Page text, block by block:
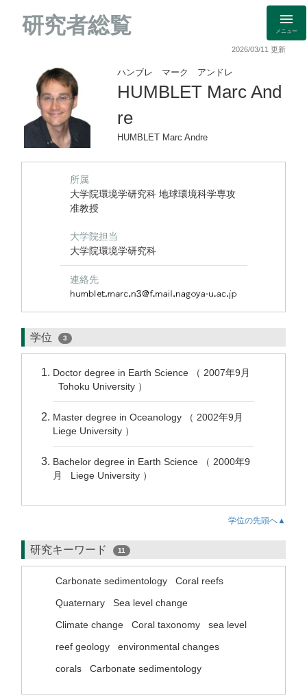
研究者総覧 メニュー
2026/03/11 更新
ハンブレ マーク アンドレ
HUMBLET Marc And
re
HUMBLET Marc Andre
所属
大学院環境学研究科 地球環境科学専攻
准教授
大学院担当
大学院環境学研究科
連絡先
学位 3
Doctor degree in Earth Science （ 2007年9月
Tohoku University ）
Master degree in Oceanology （ 2002年9月
Liege University ）
Bachelor degree in Earth Science （ 2000年9
月 Liege University ）
学位の先頭へ▲
研究キーワード 11
Carbonate sedimentology
Coral reefs
Quaternary
Sea level change
Climate change
Coral taxonomy
sea level
reef geology
environmental changes
corals
Carbonate sedimentology